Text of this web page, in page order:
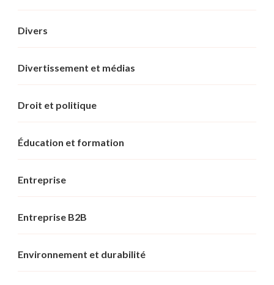
Divers
Divertissement et médias
Droit et politique
Éducation et formation
Entreprise
Entreprise B2B
Environnement et durabilité